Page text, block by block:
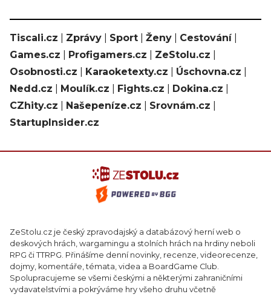
Tiscali.cz Zprávy Sport Ženy Cestování|
Games.cz
Profigamers.cz ZeStolu.cz
Osobnosti.cz
Karaoketexty.cz Úschovna.cz
Nedd.cz
Moulík.cz Fights.cz Dokina.cz
CZhity.cz
Našepeníze.cz Srovnám.cz
StartupInsider.cz
ZeStolu.cz je český zpravodajský a databázový herní web o
deskových hrách, wargamingu a stolních hrách na hrdiny neboli
RPG či TTRPG. Přinášíme denní novinky, recenze, videorecenze,
dojmy, komentáře, témata, videa a BoardGame Club.
Spolupracujeme se všemi českými a některými zahraničními
vydavatelstvími a pokrýváme hry všeho druhu včetně